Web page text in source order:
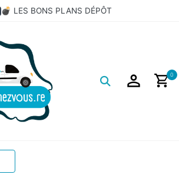
💣 LES BONS PLANS DÉPÔT
0